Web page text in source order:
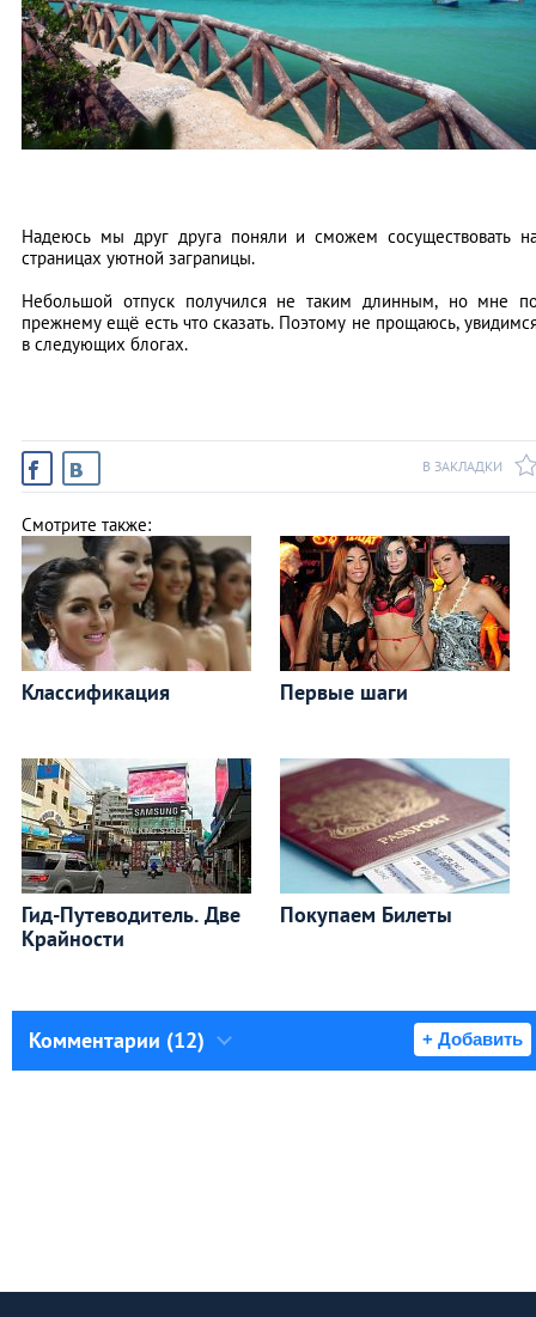
Надеюсь мы друг друга поняли и сможем сосуществовать
страницах уютной заграnицы.
Небольшой отпуск получился не таким длинным, но мне
прежнему ещё есть что сказать. Поэтому не прощаюсь,
в следующих блогах.
В ЗАКЛАДКИ
Смотрите также:
Классификация Первые шаги
Гид-Путеводитель. Две
Крайности
Покупаем Билеты
Комментарии (12) + Добавить